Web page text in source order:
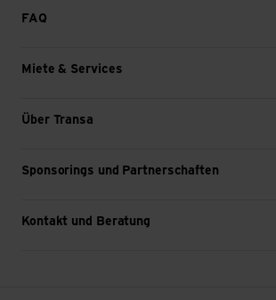
FAQ
Miete & Services
Über Transa
Sponsorings und Partnerschaften
Kontakt und Beratung